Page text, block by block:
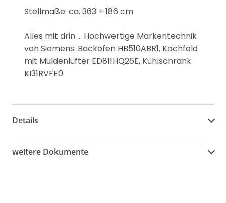
Stellmaße: ca. 363 + 186 cm
Alles mit drin ... Hochwertige Markentechnik
von Siemens: Backofen HB510ABR1, Kochfeld
mit Muldenlüfter ED811HQ26E, Kühlschrank
KI31RVFE0
Details
weitere Dokumente